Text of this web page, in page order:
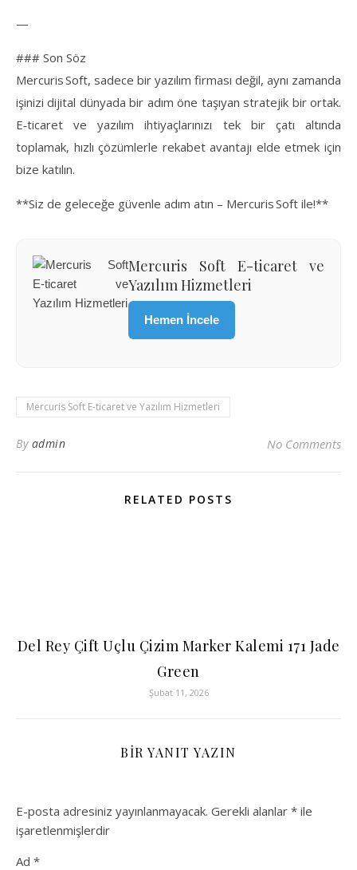
—
### Son Söz
Mercuris Soft, sadece bir yazılım firması değil, aynı zamanda
işinizi dijital dünyada bir adım öne taşıyan stratejik bir ortak.
E‑ticaret ve yazılım ihtiyaçlarınızı tek bir çatı altında
toplamak, hızlı çözümlerle rekabet avantajı elde etmek için
bize katılın.
**Siz de geleceğe güvenle adım atın – Mercuris Soft ile!**
Mercuris Soft E-ticaret ve
Yazılım Hizmetleri
Hemen İncele
Mercuris Soft E-ticaret ve Yazılım Hizmetleri
By admin No Comments
RELATED POSTS
Del Rey Çift Uçlu Çizim Marker Kalemi 171 Jade
Green
Şubat 11, 2026
BIR YANIT YAZIN
E-posta adresiniz yayınlanmayacak. Gerekli alanlar * ile
işaretlenmişlerdir
Ad *